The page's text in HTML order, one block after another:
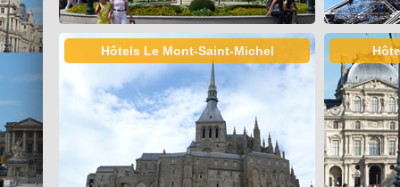
Hôtels Le Mont-Saint-Michel